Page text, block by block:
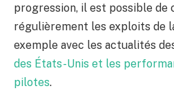
progression, il est possible de
régulièrement les exploits de
exemple avec les actualités
des États-Unis et les
pilotes.